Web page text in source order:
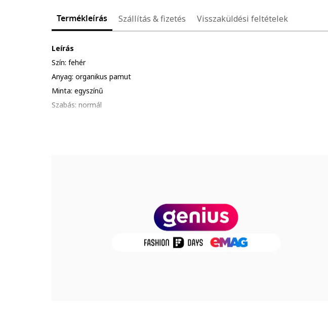
Termékleírás Szállítás & fizetés Visszaküldési feltételek
Leírás
Szín: fehér
Anyag: organikus pamut
Minta: egyszínű
Szabás: normál